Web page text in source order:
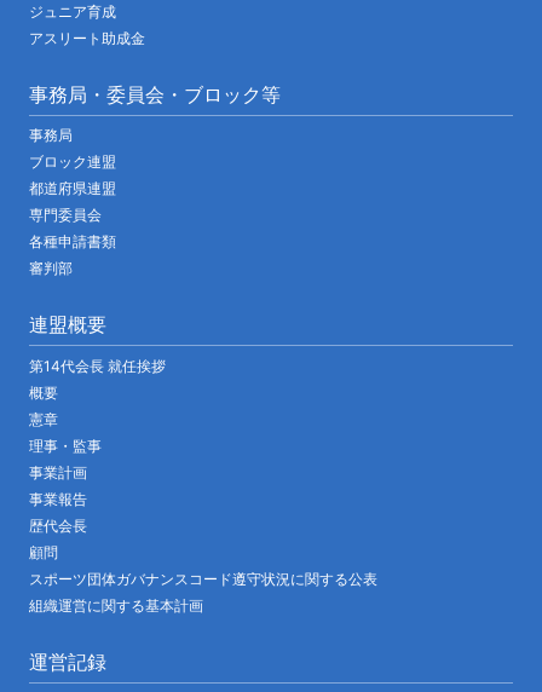
ジュニア育成
アスリート助成金
事務局・委員会・ブロック等
事務局
ブロック連盟
都道府県連盟
専門委員会
各種申請書類
審判部
連盟概要
第14代会長 就任挨拶
概要
憲章
理事・監事
事業計画
事業報告
歴代会長
顧問
スポーツ団体ガバナンスコード遵守状況に関する公表
組織運営に関する基本計画
運営記録